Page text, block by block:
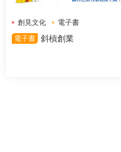
創見文化
電子書
電子書 斜槓創業